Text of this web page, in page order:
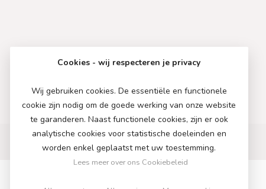
Cookies - wij respecteren je privacy
Wij gebruiken cookies. De essentiële en functionele
cookie zijn nodig om de goede werking van onze website
te garanderen. Naast functionele cookies, zijn er ook
analytische cookies voor statistische doeleinden en
worden enkel geplaatst met uw toestemming.
Lees meer over ons Cookiebeleid